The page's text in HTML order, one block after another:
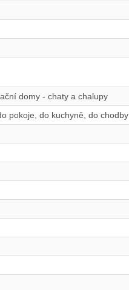
domy - chaty a chalupy
pokoje, do kuchyně, do chodby